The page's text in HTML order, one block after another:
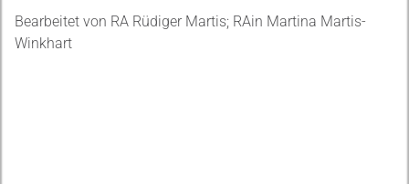
Bearbeitet von RA Rüdiger Martis; RAin Martina Martis-
Winkhart